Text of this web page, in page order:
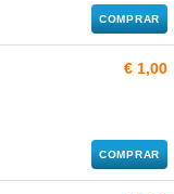
COMPRAR
€ 1,00
COMPRAR